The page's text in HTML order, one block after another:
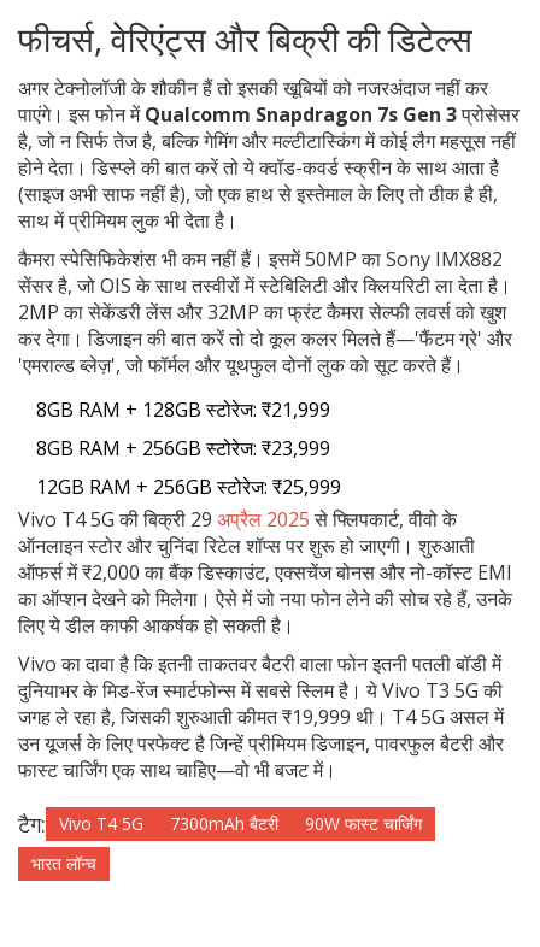
फीचर्स, वेरिएंट्स और बिक्री की डिटेल्स
अगर टेक्नोलॉजी के शौकीन हैं तो इसकी खूबियों को नजरअंदाज नहीं कर
पाएंगे। इस फोन मेंQualcomm Snapdragon 7s Gen 3प्रोसेसर
है, जो न सिर्फ तेज है, बल्कि गेमिंग और मल्टीटास्किंग में कोई लैग महसूस नहीं
होने देता। डिस्प्ले की बात करें तो ये क्वॉड-कवर्ड स्क्रीन के साथ आता है
(साइज अभी साफ नहीं है), जो एक हाथ से इस्तेमाल के लिए तो ठीक है ही,
साथ में प्रीमियम लुक भी देता है।
कैमरा स्पेसिफिकेशंस भी कम नहीं हैं। इसमें 50MP का Sony IMX882
सेंसर है, जो OIS के साथ तस्वीरों में स्टेबिलिटी और क्लियरिटी ला देता है।
2MP का सेकेंडरी लेंस और 32MP का फ्रंट कैमरा सेल्फी लवर्स को खुश
कर देगा। डिजाइन की बात करें तो दो कूल कलर मिलते हैं—'फैंटम ग्रे' और
'एमराल्ड ब्लेज़', जो फॉर्मल और यूथफुल दोनों लुक को सूट करते हैं।
8GB RAM + 128GB स्टोरेज: ₹21,999
8GB RAM + 256GB स्टोरेज: ₹23,999
12GB RAM + 256GB स्टोरेज: ₹25,999
Vivo T4 5G की बिक्री 29 अप्रैल 2025से फ्लिपकार्ट, वीवो के
ऑनलाइन स्टोर और चुनिंदा रिटेल शॉप्स पर शुरू हो जाएगी। शुरुआती
ऑफर्स में ₹2,000 का बैंक डिस्काउंट, एक्सचेंज बोनस और नो-कॉस्ट EMI
का ऑप्शन देखने को मिलेगा। ऐसे में जो नया फोन लेने की सोच रहे हैं, उनके
लिए ये डील काफी आकर्षक हो सकती है।
Vivo का दावा है कि इतनी ताकतवर बैटरी वाला फोन इतनी पतली बॉडी में
दुनियाभर के मिड-रेंज स्मार्टफोन्स में सबसे स्लिम है। ये Vivo T3 5G की
जगह ले रहा है, जिसकी शुरुआती कीमत ₹19,999 थी। T4 5G असल में
उन यूजर्स के लिए परफेक्ट है जिन्हें प्रीमियम डिजाइन, पावरफुल बैटरी और
फास्ट चार्जिंग एक साथ चाहिए—वो भी बजट में।
टैग: Vivo T4 5G 7300mAh बैटरी
90W फास्ट चार्जिंग
भारत लॉन्च